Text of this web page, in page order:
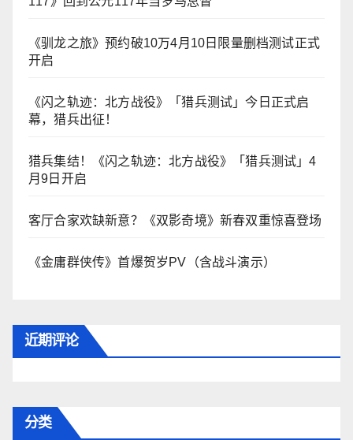
《驯龙之旅》预约破10万4月10日限量删档测试正式
开启
《闪之轨迹：北方战役》「猎兵测试」今日正式启
幕，猎兵出征！
猎兵集结！《闪之轨迹：北方战役》「猎兵测试」4
月9日开启
客厅合家欢缺新意？《双影奇境》新春双重惊喜登场
《金庸群侠传》首爆贺岁PV（含战斗演示）
近期评论
分类